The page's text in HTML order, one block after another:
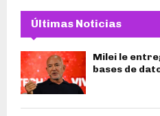
Últimas Noticias
Milei le
bases de